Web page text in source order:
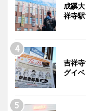
成蹊
祥寺
吉祥
グイ